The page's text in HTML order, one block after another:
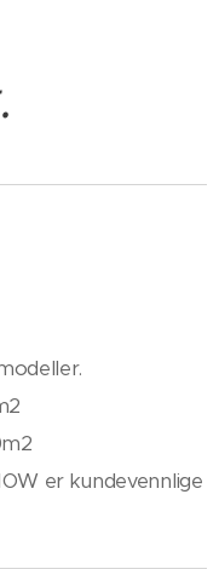
er kundevennlige